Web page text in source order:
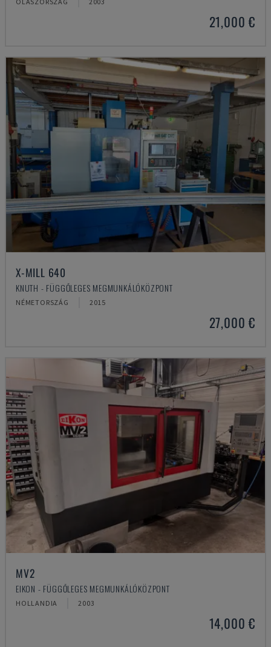
21,000 €
X-MILL 640
KNUTH - FÜGGŐLEGES MEGMUNKÁLÓKÖZPONT
NÉMETORSZÁG 2015
27,000 €
MV2
EIKON - FÜGGŐLEGES MEGMUNKÁLÓKÖZPONT
HOLLANDIA 2003
14,000 €